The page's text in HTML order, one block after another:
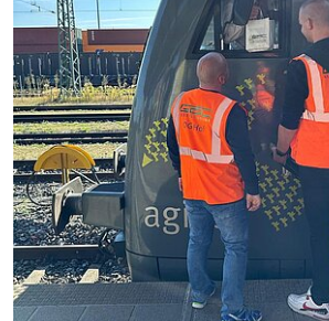
MITGLIEDSCHAFT
PRESSE